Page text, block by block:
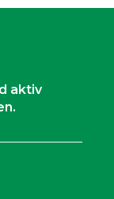
aktiv